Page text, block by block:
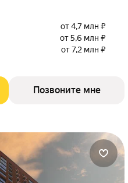
от 4,7 млн ₽
от 5,6 млн ₽
от 7,2 млн ₽
Позвоните мне